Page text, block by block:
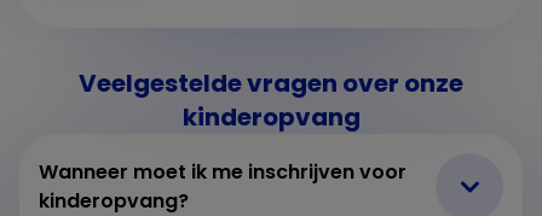
Veelgestelde vragen over onze
kinderopvang
Wanneer moet ik me inschrijven voor
kinderopvang?